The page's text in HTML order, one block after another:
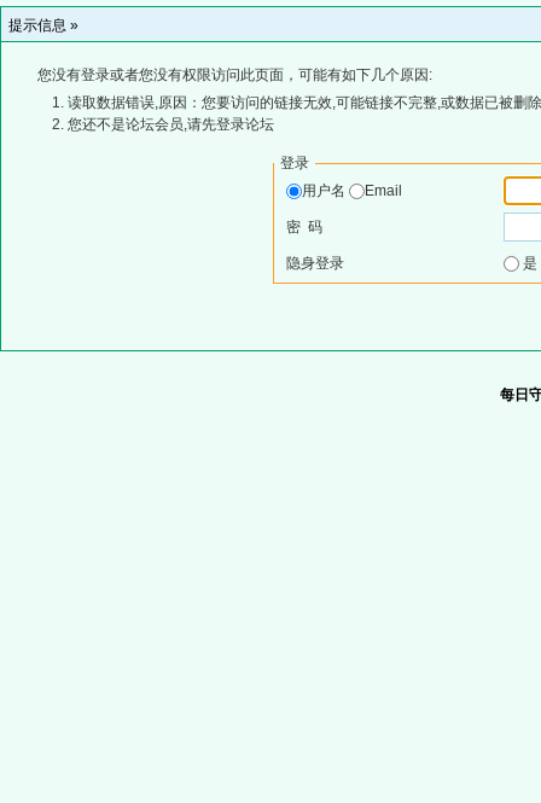
提示信息 »
您没有登录或者您没有权限访问此页面，可能有如下几个原因:
读取数据错误,原因：您要访问的链接无效,可能链接不完整,或数据已被删
您还不是论坛会员,请先登录论坛
登录
用户名
Email
密 码
隐身登录
每日